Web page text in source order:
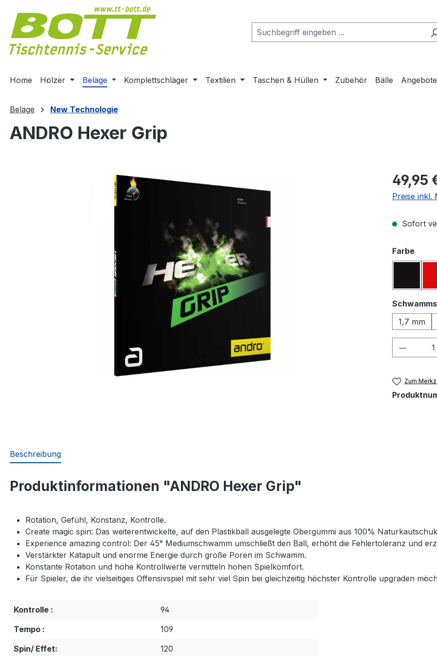
Hauptinhalt springen
Zur Suche springen
Zur Hauptnavigation springen
Home Hölzer Beläge Komplettschläger Textilien Taschen & Hüllen Zubehör Bälle Angebote
Beläge New Technologie
ANDRO Hexer Grip
Regulärer
49,95
Preise inkl.
Sofort
Farbe
1,7 mm
Zum
Beschreibung
Produktinformationen "ANDRO Hexer Grip"
Rotation, Gefühl, Konstanz, Kontrolle.
Create magic spin: Das weiterentwickelte, auf den Plastikball ausgelegte Obergummi aus 100%
Experience amazing control: Der 45° Mediumschwamm umschließt den Ball, erhöht die Fehlertoleranz und
Verstärkter Katapult und enorme Energie durch große Poren im Schwamm.
Konstante Rotation und hohe Kontrollwerte vermitteln hohen Spielkomfort.
Für Spieler, die ihr vielseitiges Offensivspiel mit sehr viel Spin bei gleichzeitig höchster Kontrolle upgraden
Kontrolle :
94
Tempo :
109
Spin/ Effet:
120